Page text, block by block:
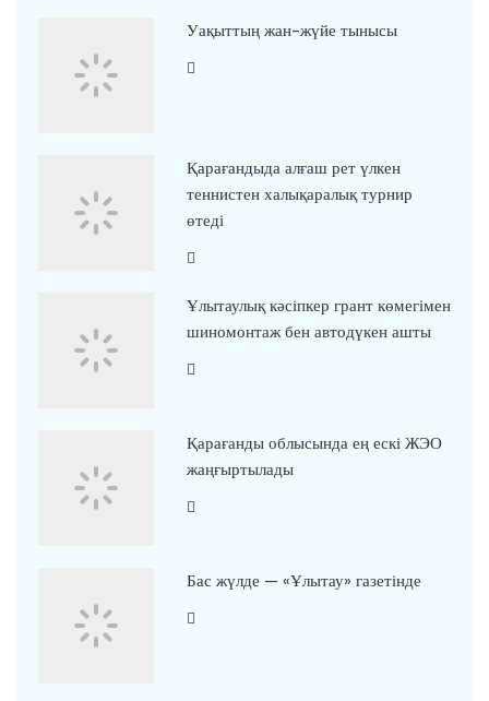
Уақыттың жан-жүйе тынысы
Қарағандыда алғаш рет үлкен
теннистен халықаралық турнир
өтеді
Ұлытаулық кәсіпкер грант көмегімен
шиномонтаж бен автодүкен ашты
Қарағанды облысында ең ескі ЖЭО
жаңғыртылады
Бас жүлде — «Ұлытау» газетінде